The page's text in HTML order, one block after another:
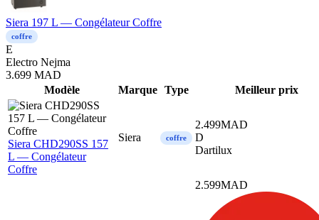
Siera 197 L — Congélateur Coffre
coffre
E
Electro Nejma
3.699 MAD
Modèle Marque Type Meilleur prix
Siera CHD290SS 157
L — Congélateur
Coffre
Siera coffre
2.499MAD
D
Dartilux
2.599MAD